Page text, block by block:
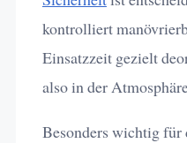
kontrolliert
Einsatzzeit gezielt
also in der
Besonders wichtig